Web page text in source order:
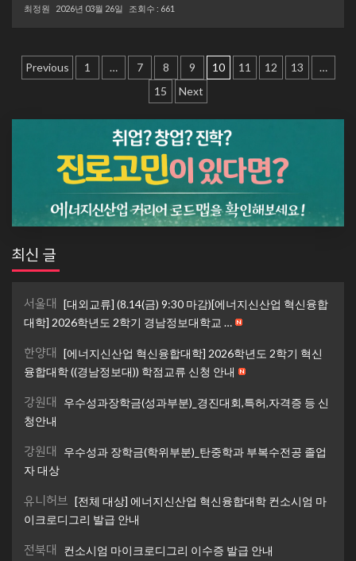
최정원 2026년 03월 26일 조회수 : 661
글
비
Previous 1 … 7 8 9 10 11 12 13
…
15
Next
최신 글
서울대 [대외교류] (8.14(금) 9:30 마감)[에너지신산업 혁신융합
대학] 2026학년도 2학기 경남정보대학교 …
한양대 [에너지신산업 혁신융합대학] 2026학년도 2학기 혁신
융합대학 ((경남정보대)) 학점교류 신청 안내
강원대
우수성과장학금(성과부분)_경진대회,특허,자격증 등 신
청안내
강원대
우수성과 장학금(학위부분)_탄중학과 부복수전공 졸업
자 대상
유니허브 [전체 대상] 에너지신산업 혁신융합대학 컨소시엄 마
이크로디그리 발급 안내
전북대 컨소시엄 마이크로디그리 이수증 발급 안내